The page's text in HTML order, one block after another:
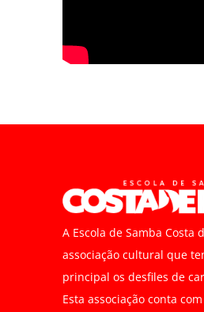
A Escola de Samba Costa
associação cultural que
principal os desfiles de
Esta associação conta